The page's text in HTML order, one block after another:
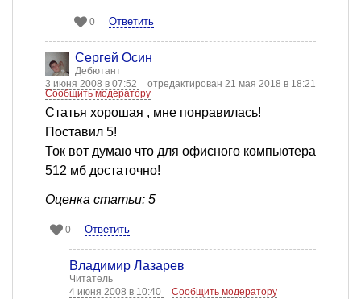
0 Ответить
Сергей Осин
Дебютант
3 июня 2008 в 07:52
отредактирован 21 мая 2018 в 18:21
Сообщить модератору
Статья хорошая , мне понравилась!
Поставил 5!
Ток вот думаю что для офисного компьютера
512 мб достаточно!
Оценка статьи: 5
0 Ответить
Владимир Лазарев
Читатель
4 июня 2008 в 10:40
Сообщить модератору